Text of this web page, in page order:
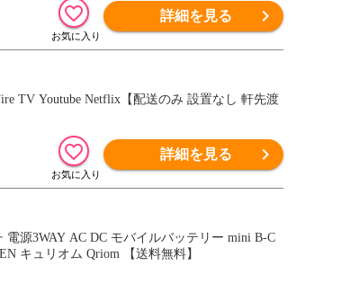
詳細を見る
詳細を見る
ASカード付属 PTV-DVD140C サブモニター 在宅 持ち運び 車内 山善 YAMAZEN キュリオム Qriom 【送料無料】